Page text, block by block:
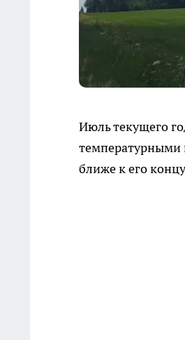
Июль текущего
температурными
ближе к его